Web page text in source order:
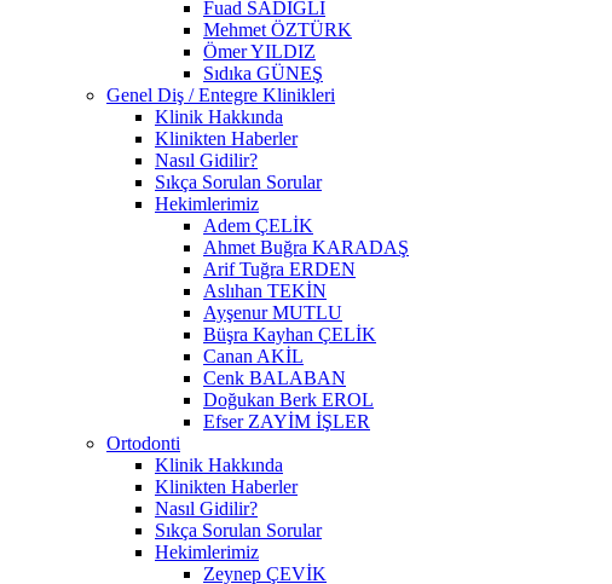
Fuad SADIGLI
Mehmet ÖZTÜRK
Ömer YILDIZ
Sıdıka GÜNEŞ
Genel Diş / Entegre Klinikleri
Klinik Hakkında
Klinikten Haberler
Nasıl Gidilir?
Sıkça Sorulan Sorular
Hekimlerimiz
Adem ÇELİK
Ahmet Buğra KARADAŞ
Arif Tuğra ERDEN
Aslıhan TEKİN
Ayşenur MUTLU
Büşra Kayhan ÇELİK
Canan AKİL
Cenk BALABAN
Doğukan Berk EROL
Efser ZAYİM İŞLER
Ortodonti
Klinik Hakkında
Klinikten Haberler
Nasıl Gidilir?
Sıkça Sorulan Sorular
Hekimlerimiz
Zeynep ÇEVİK